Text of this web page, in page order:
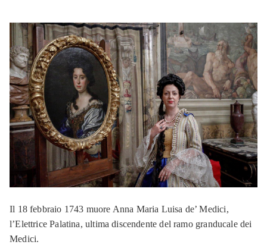
Il 18 febbraio 1743 muore Anna Maria Luisa de’ Medici,
l’Elettrice Palatina, ultima discendente del ramo granducale dei
Medici.